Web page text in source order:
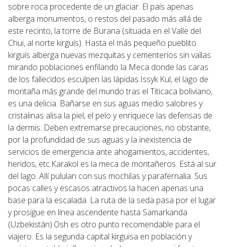
sobre roca procedente de un glaciar. El país apenas
alberga monumentos, o restos del pasado más allá de
este recinto, la torre de Burana (situada en el Valle del
Chui, al norte kirguís). Hasta el más pequeño pueblito
kirguís alberga nuevas mezquitas y cementerios sin vallas
mirando poblaciones enfilando la Meca donde las caras
de los fallecidos esculpen las lápidas.Issyk Kul, el lago de
montaña más grande del mundo tras el Titicaca boliviano,
es una delicia. Bañarse en sus aguas medio salobres y
cristalinas alisa la piel, el pelo y enriquece las defensas de
la dermis. Deben extremarse precauciones, no obstante,
por la profundidad de sus aguas y la inexistencia de
servicios de emergencia ante ahogamientos, accidentes,
heridos, etc.Karakol es la meca de montañeros. Está al sur
del lago. Allí pululan con sus mochilas y parafernalia. Sus
pocas calles y escasos atractivos la hacen apenas una
base para la escalada. La ruta de la seda pasa por el lugar
y prosigue en línea ascendente hasta Samarkanda
(Uzbekistán).Osh es otro punto recomendable para el
viajero. Es la segunda capital kirguisa en población y